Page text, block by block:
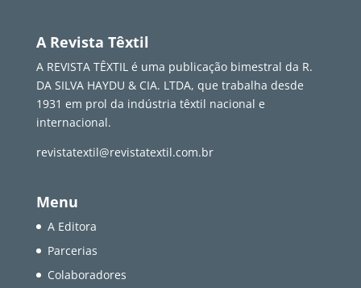
A Revista Têxtil
A REVISTA TÊXTIL é uma publicação bimestral da R.
DA SILVA HAYDU & CIA. LTDA, que trabalha desde
1931 em prol da indústria têxtil nacional e
internacional.
revistatextil@revistatextil.com.br
Menu
A Editora
Parcerias
Colaboradores